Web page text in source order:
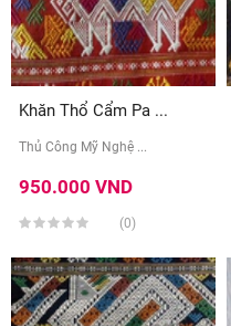
Khăn Thổ Cẩm Pa ...
Thủ Công Mỹ Nghệ ...
950.000 VND
(0)